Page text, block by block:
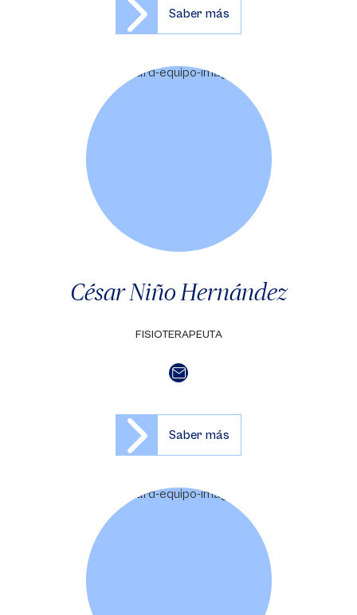
Saber más
César Niño Hernández
FISIOTERAPEUTA
Saber más